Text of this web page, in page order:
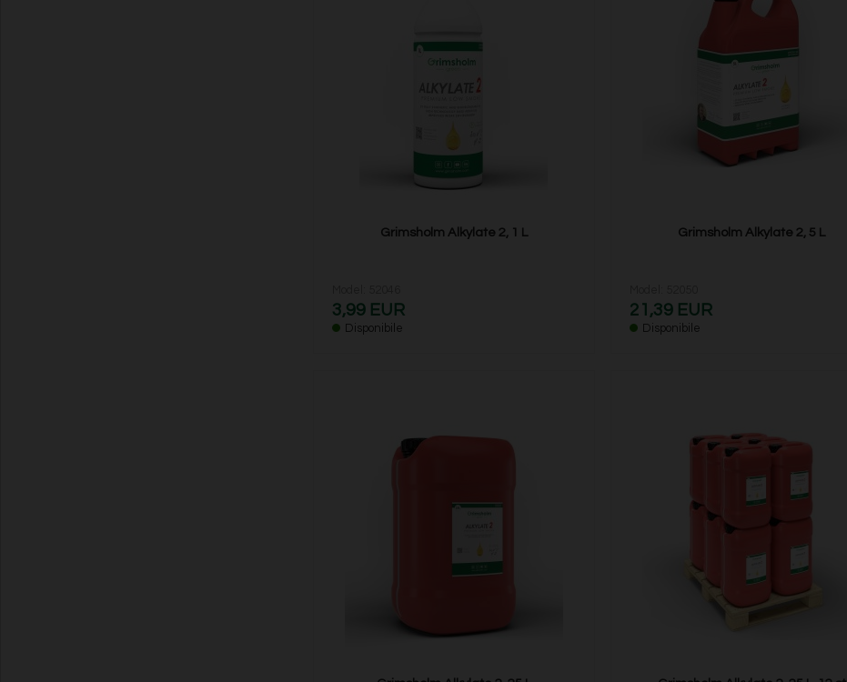
Grimsholm Alkylate 2, 1 L
3,99 EUR
Disponibile
Grimsholm Alkylate 2, 5 L
21,39 EUR
Disponibile